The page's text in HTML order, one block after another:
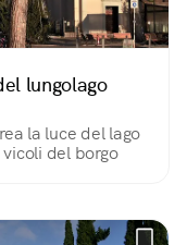
lungolago
la luce del lago
del borgo